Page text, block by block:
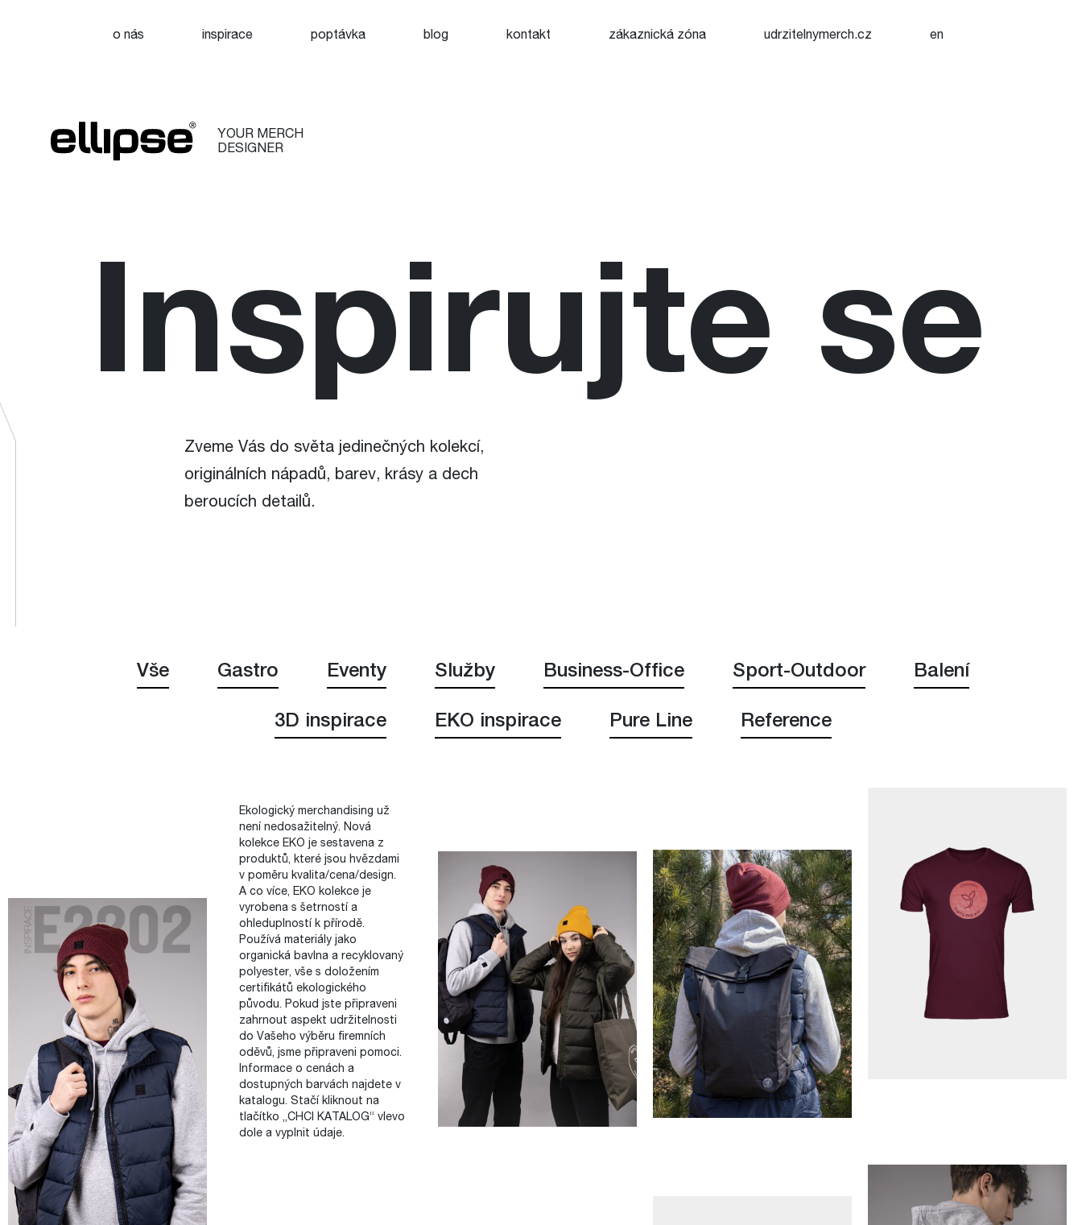
YOUR MERCH
DESIGNER
o nás inspirace poptávka blog kontakt zákaznická zóna udrzitelnymerch.cz en
Inspirujte se
Zveme Vás do světa jedinečných kolekcí,
originálních nápadů, barev, krásy a dech
beroucích detailů.
Vše Gastro Eventy Služby Business-Office Sport-Outdoor Balení
3D inspirace EKO inspirace Pure Line Reference
Ekologický merchandising už
není nedosažitelný. Nová
kolekce EKO je sestavena z
produktů, které jsou hvězdami
v poměru kvalita/cena/design.
A co více, EKO kolekce je
vyrobena s šetrností a
ohleduplností k přírodě.
Používá materiály jako
organická bavlna a recyklovaný
polyester, vše s doložením
certifikátů ekologického
původu. Pokud jste připraveni
zahrnout aspekt udržitelnosti
do Vašeho výběru firemních
oděvů, jsme připraveni pomoci.
Informace o cenách a
dostupných barvách najdete v
katalogu. Stačí kliknout na
tlačítko „CHCI KATALOG“ vlevo
dole a vyplnit údaje.